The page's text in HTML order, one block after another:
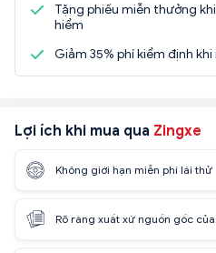
Tặng phiếu miễn thưởng
hiểm
Giảm 35% phí kiểm định
Lợi ích khi mua qua Zingxe
Không giới hạn miễn phí lái thử
Rõ ràng xuất xứ nguồn gốc